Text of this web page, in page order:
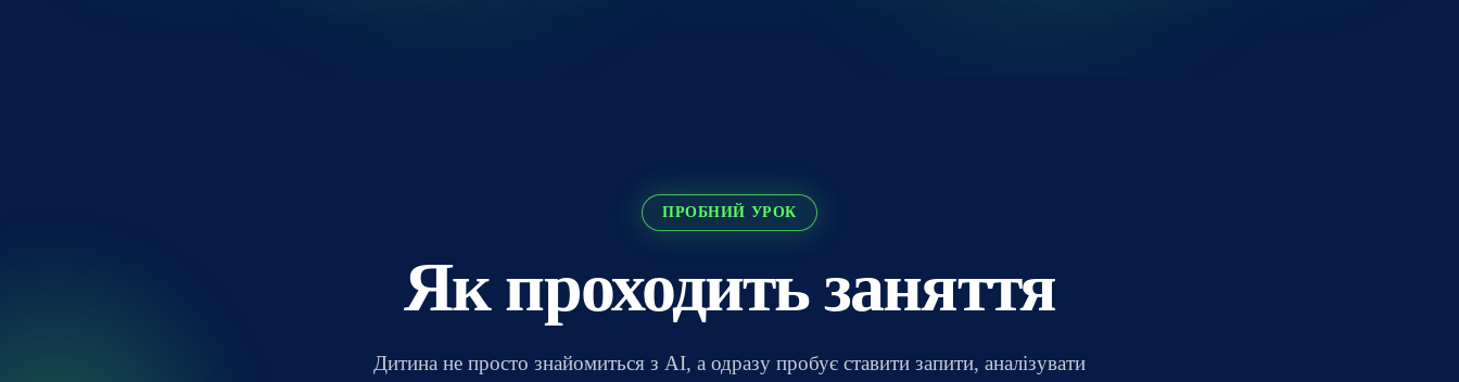
ПРОБНИЙ УРОК
Як проходить заняття
Дитина не просто знайомиться з AI, а одразу пробує ставити запити, аналізувати